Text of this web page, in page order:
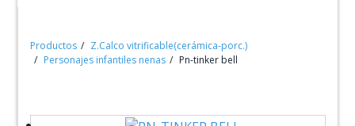
Productos
Z.Calco vitrificable(cerámica-porc.)
Personajes infantiles nenas
Pn-tinker bell